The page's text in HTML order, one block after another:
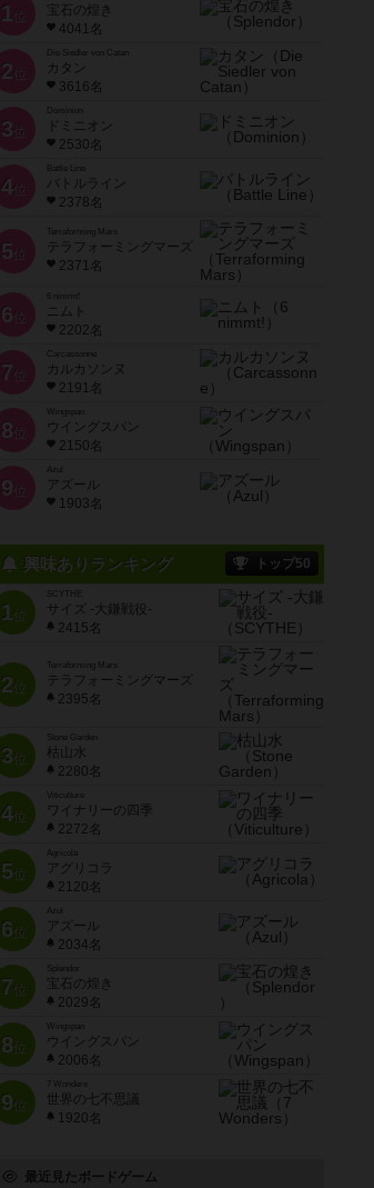
1 位
宝石の煌き
4041名
2 位
Die Siedler von Catan
カタン
3616名
3 位
ドミニオン
2530名
4位
Battle Line
バトルライン
2378名
5 位
Terraforming Mars
テラフォーミングマーズ
2371名
6 位
ニムト
2202名
7 位
Carcassonne
カルカソンヌ
2191名
8 位
Wingspan
ウイングスパン
2150名
9 位
Azul
アズール
1903名
興味ありランキング トップ50
1位
SCYTHE
サイズ -大鎌戦役-
2415名
2位
Terraforming Mars
テラフォーミングマーズ
2395名
3位
Stone Garden
枯山水
2280名
4位
Viticulture
ワイナリーの四季
2272名
5位
Agricola
アグリコラ
2120名
6位
Azul
アズール
2034名
7位
宝石の煌き
2029名
8位
Wingspan
ウイングスパン
2006名
9位
7 Wonders
世界の七不思議
1920名
最近見たボードゲーム